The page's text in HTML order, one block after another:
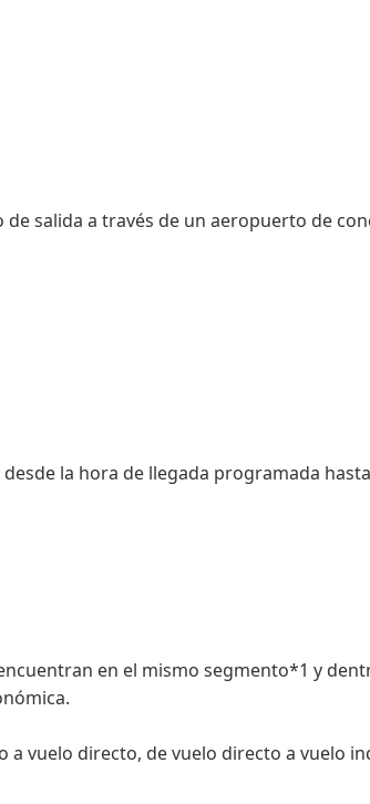
salida a través de un aeropuerto de
la hora de llegada programada
en el mismo segmento*1 y
a vuelo directo, de vuelo directo a vuelo